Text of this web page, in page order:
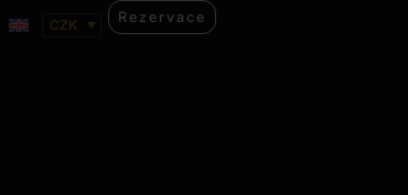
Rezervace